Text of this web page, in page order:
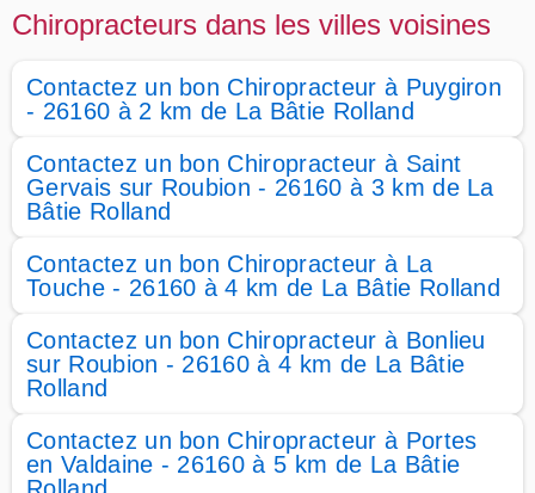
Chiropracteurs dans les villes voisines
Contactez un bon Chiropracteur à Puygiron
- 26160 à 2 km de La Bâtie Rolland
Contactez un bon Chiropracteur à Saint
Gervais sur Roubion - 26160 à 3 km de La
Bâtie Rolland
Contactez un bon Chiropracteur à La
Touche - 26160 à 4 km de La Bâtie Rolland
Contactez un bon Chiropracteur à Bonlieu
sur Roubion - 26160 à 4 km de La Bâtie
Rolland
Contactez un bon Chiropracteur à Portes
en Valdaine - 26160 à 5 km de La Bâtie